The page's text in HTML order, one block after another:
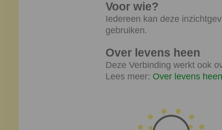
Voor wie?
Iedereen kan deze
gebruiken.
Over levens heen
Deze Verbinding werkt ook
Lees meer: Over levens heen